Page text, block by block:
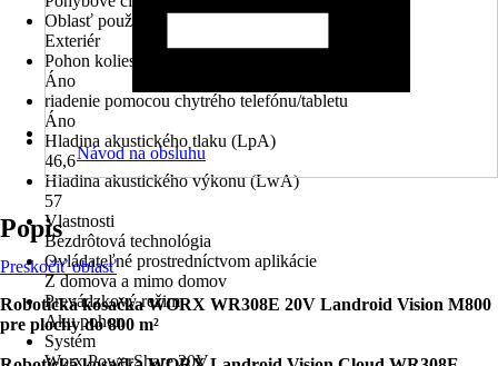
Oblasť použitia
Exteriér
Pohon kolies
Áno
riadenie pomocou chytrého telefónu/tabletu
Áno
Hladina akustického tlaku (LpA)
46,6
Hladina akustického výkonu (LwA)
57
Vlastnosti
Bezdrôtová technológia
Ovládateľné prostredníctvom aplikácie
Z domova a mimo domov
Prevádzkový režim
Aku pohon
Systém
Worx PowerShare 20V
Návod na obsluhu
Popis
Preskočiť oblasť
Robotická kosačka WORX WR308E 20V Landroid Vision M800
pre plochy do 800 m²